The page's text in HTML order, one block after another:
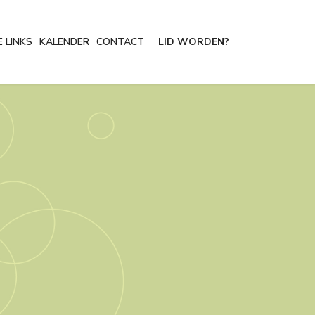
LINKS KALENDER CONTACT LID WORDEN?